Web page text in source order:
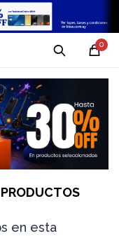
0
en esta